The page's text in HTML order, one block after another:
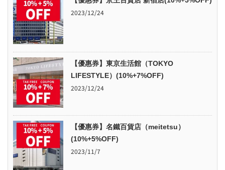
2023/12/24
【優惠券】東京生活館（TOKYO
LIFESTYLE）(10%+7%OFF)
2023/12/24
【優惠券】名鐵百貨店（meitetsu）
(10%+5%OFF)
2023/11/7